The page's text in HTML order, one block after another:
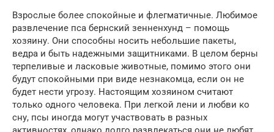
Взрослые более спокойные и флегматичные. Любимое
развлечение пса бернский зенненхунд – помощь
хозяину. Они способны носить небольшие пакеты,
ведра и быть надежными защитниками. В целом берны
терпеливые и ласковые животные, помимо этого они
будут спокойными при виде незнакомца, если он не
будет нести угрозу. Настоящим хозяином считают
только одного человека. При легкой лени и любви ко
сну, псы иногда могут участвовать в разных